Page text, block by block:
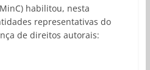
habilitou, nesta
representativas do
de direitos autorais: